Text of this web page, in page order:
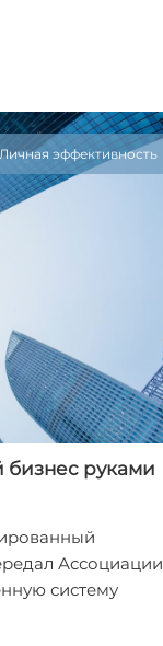
Личная эффективность
бизнес руками
Ассоциации
систему